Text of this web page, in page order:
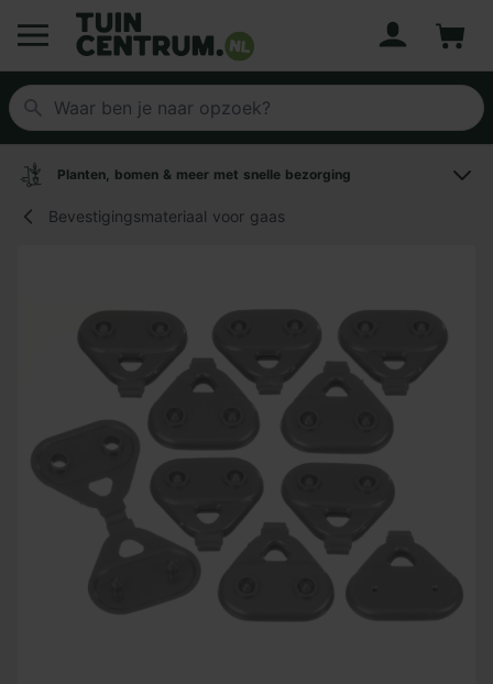
Logo Tuincentrum.nl
Planten, bomen & meer met snelle bezorging
Bevestigingsmateriaal voor gaas